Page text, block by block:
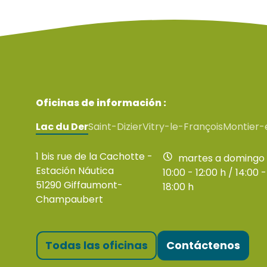
Oficinas de información :
Lac du DerSaint-DizierVitry-le-François
1 bis rue de la Cachotte -
Estación Náutica
51290 Giffaumont-
Champaubert
martes a domingo
10:00 - 12:00 h / 14:00 -
18:00 h
Todas las oficinas Contáctenos